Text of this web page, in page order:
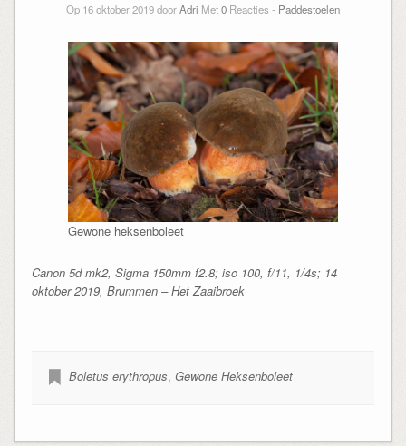
Op 16 oktober 2019 doorAdri Met0 Reacties - Paddestoelen
Gewone heksenboleet
Canon 5d mk2, Sigma 150mm f2.8; iso 100, f/11, 1/4s; 14
oktober 2019, Brummen – Het Zaaibroek
Boletus erythropus, Gewone Heksenboleet